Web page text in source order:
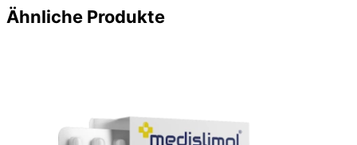
Ähnliche Produkte